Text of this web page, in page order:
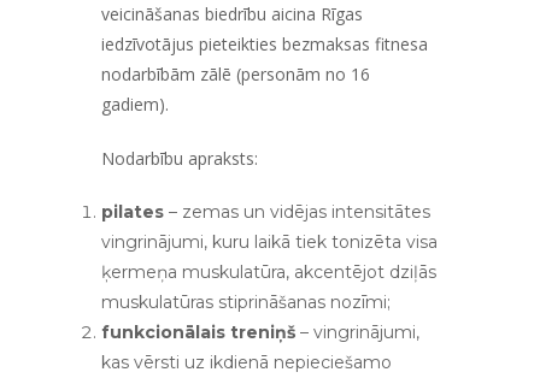
veicināšanas biedrību aicina Rīgas
iedzīvotājus pieteikties bezmaksas fitnesa
nodarbībām zālē (personām no 16
gadiem).
Nodarbību apraksts:
pilates – zemas un vidējas intensitātes
vingrinājumi, kuru laikā tiek tonizēta visa
ķermeņa muskulatūra, akcentējot dziļās
muskulatūras stiprināšanas nozīmi;
funkcionālais treniņš – vingrinājumi,
kas vērsti uz ikdienā nepieciešamo